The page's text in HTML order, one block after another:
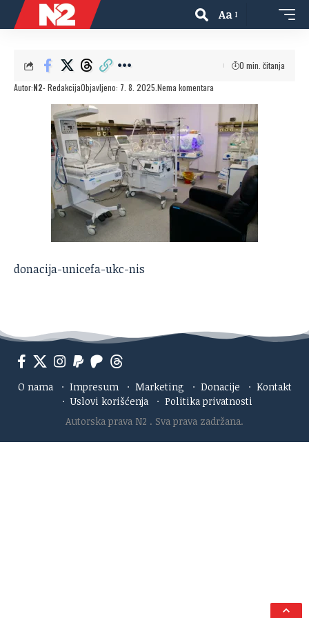
Aa
Autor:N2- RedakcijaObjavljeno: 7. 8. 2025. Nema komentara
0 min. čitanja
donacija-unicefa-ukc-nis
O nama · Impresum · Marketing · Donacije · Kontakt
· Uslovi korišćenja · Politika privatnosti
Autorska prava N2 . Sva prava zadržana.